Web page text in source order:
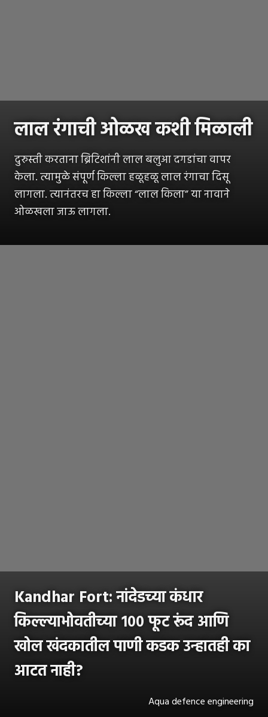
लाल रंगाची ओळख कशी मिळाली
दुरुस्ती करताना ब्रिटिशांनी लाल बलुआ दगडांचा वापर
केला. त्यामुळे संपूर्ण किल्ला हळूहळू लाल रंगाचा दिसू
लागला. त्यानंतरच हा किल्ला “लाल किला” या नावाने
ओळखला जाऊ लागला.
Kandhar Fort: नांदेडच्या कंधार
किल्ल्याभोवतीच्या १०० फूट रूंद आणि
खोल खंदकातील पाणी कडक उन्हातही का
आटत नाही?
Aqua defence engineering